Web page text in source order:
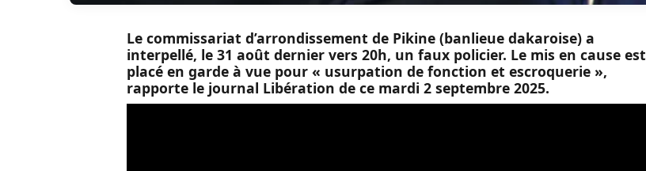
Le commissariat d’arrondissement de Pikine (banlieue dakaroise) a
interpellé, le 31 août dernier vers 20h, un faux policier. Le mis en cause est
placé en garde à vue pour « usurpation de fonction et escroquerie »,
rapporte le journal Libération de ce mardi 2 septembre 2025.